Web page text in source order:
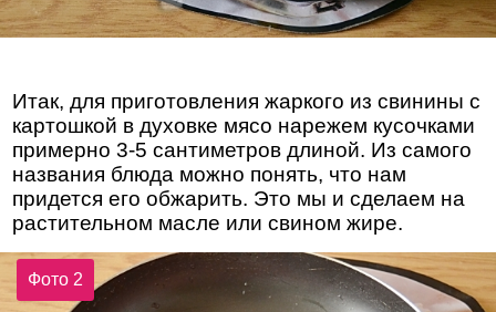
Итак, для приготовления жаркого из свинины с
картошкой в духовке мясо нарежем кусочками
примерно 3-5 сантиметров длиной. Из самого
названия блюда можно понять, что нам
придется его обжарить. Это мы и сделаем на
растительном масле или свином жире.
Фото 2